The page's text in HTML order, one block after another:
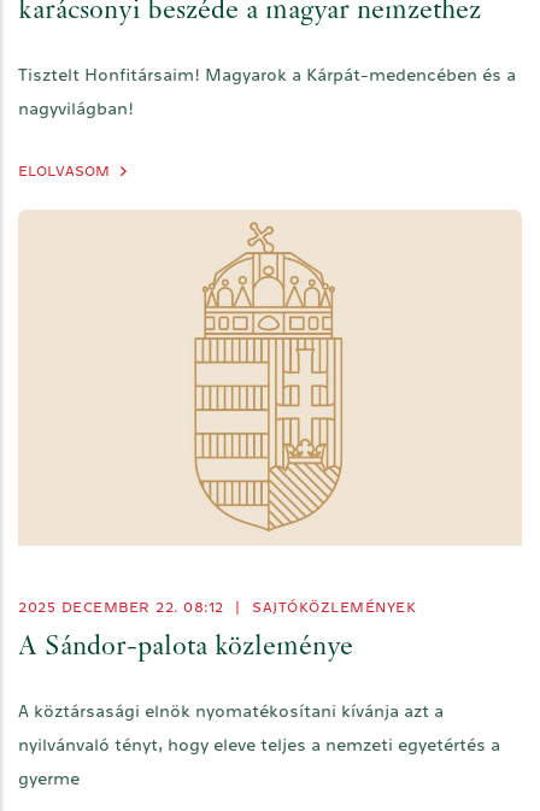
karácsonyi beszéde a magyar nemzethez
Tisztelt Honfitársaim! Magyarok a Kárpát-medencében és a
nagyvilágban!
ELOLVASOM
2025 DECEMBER 22. 08:12 SAJTÓKÖZLEMÉNYEK
A Sándor-palota közleménye
A köztársasági elnök nyomatékosítani kívánja azt a
nyilvánvaló tényt, hogy eleve teljes a nemzeti egyetértés a
gyerme